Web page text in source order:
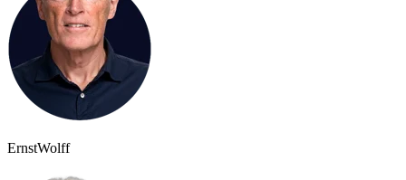
ErnstWolff